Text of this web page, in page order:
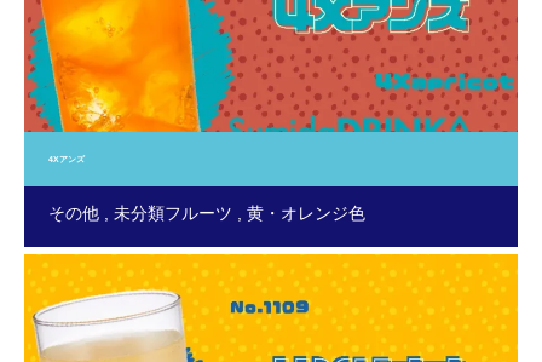
4Xアンズ
その他 未分類フルーツ 黄・オレンジ色